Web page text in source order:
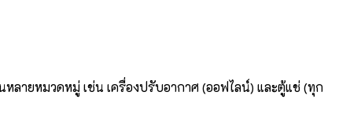
ลายหมวดหมู่ เช่น เครื่องปรับอากาศ (ออฟไลน์) และตู้แช่ (ทุก